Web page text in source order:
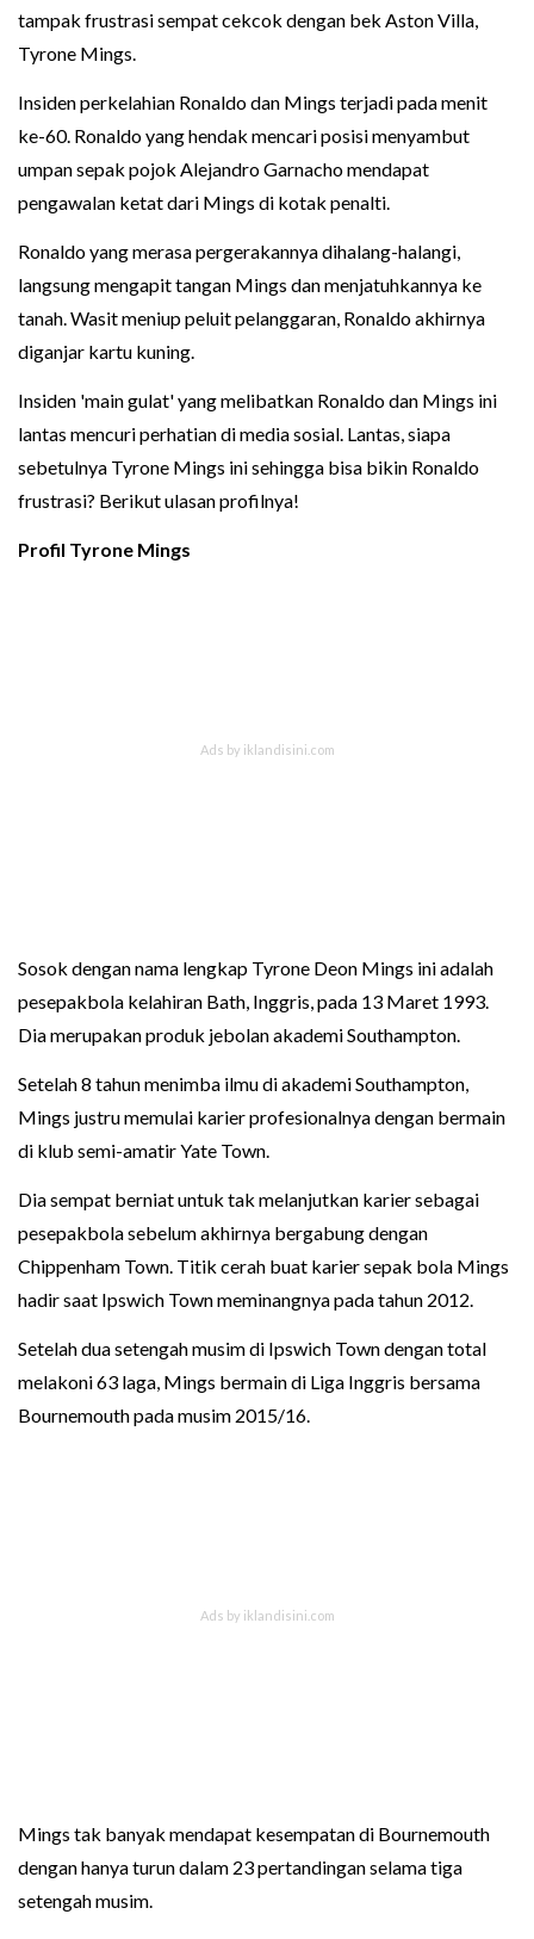
tampak frustrasi sempat cekcok dengan bek Aston Villa,
Tyrone Mings.
Insiden perkelahian Ronaldo dan Mings terjadi pada menit
ke-60. Ronaldo yang hendak mencari posisi menyambut
umpan sepak pojok Alejandro Garnacho mendapat
pengawalan ketat dari Mings di kotak penalti.
Ronaldo yang merasa pergerakannya dihalang-halangi,
langsung mengapit tangan Mings dan menjatuhkannya ke
tanah. Wasit meniup peluit pelanggaran, Ronaldo akhirnya
diganjar kartu kuning.
Insiden 'main gulat' yang melibatkan Ronaldo dan Mings ini
lantas mencuri perhatian di media sosial. Lantas, siapa
sebetulnya Tyrone Mings ini sehingga bisa bikin Ronaldo
frustrasi? Berikut ulasan profilnya!
Profil Tyrone Mings
Sosok dengan nama lengkap Tyrone Deon Mings ini adalah
pesepakbola kelahiran Bath, Inggris, pada 13 Maret 1993.
Dia merupakan produk jebolan akademi Southampton.
Setelah 8 tahun menimba ilmu di akademi Southampton,
Mings justru memulai karier profesionalnya dengan bermain
di klub semi-amatir Yate Town.
Dia sempat berniat untuk tak melanjutkan karier sebagai
pesepakbola sebelum akhirnya bergabung dengan
Chippenham Town. Titik cerah buat karier sepak bola Mings
hadir saat Ipswich Town meminangnya pada tahun 2012.
Setelah dua setengah musim di Ipswich Town dengan total
melakoni 63 laga, Mings bermain di Liga Inggris bersama
Bournemouth pada musim 2015/16.
Mings tak banyak mendapat kesempatan di Bournemouth
dengan hanya turun dalam 23 pertandingan selama tiga
setengah musim.